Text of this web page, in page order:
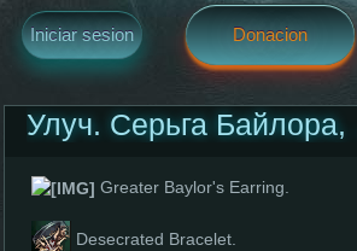
Iniciar sesion Donacion
Greater Baylor's Earring.
Desecrated Bracelet.